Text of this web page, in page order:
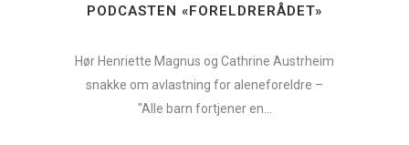
PODCASTEN «FORELDRERÅDET»
Hør Henriette Magnus og Cathrine Austrheim
snakke om avlastning for aleneforeldre –
"Alle barn fortjener en...